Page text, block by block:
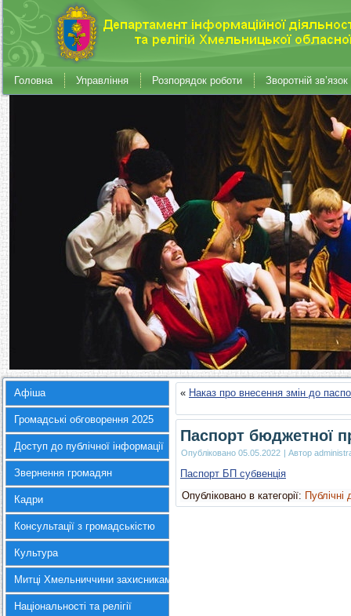
Головна Управління Розпорядок роботи Зворотній зв’язок
Афіша
Громадські обговорення 2025
Доступ до публічної інформації
Звернення громадян
Кадри
Консультації з громадськістю
Культура
Митці Хмельниччини захисникам України
Національності та релігії
« Наказ про внесення змін до
Паспорт бюджетної
Опубліковано 05.05.2022 | Автор
Паспорт БП субвенція
Опубліковано в категорії: Публічні